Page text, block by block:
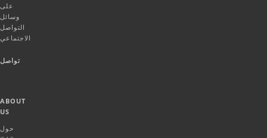
على
وسائل
التواصل
الاجتماعي
تواصل
ABOUT
US
حول